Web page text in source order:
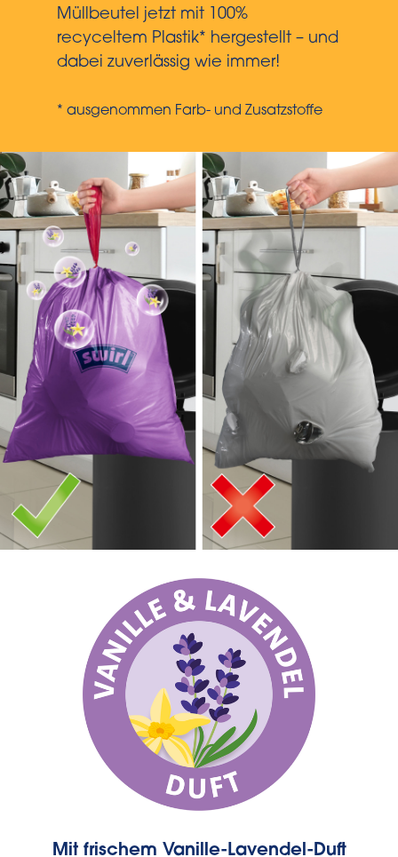
Müllbeutel jetzt mit 100%
recyceltem Plastik* hergestellt – und
dabei zuverlässig wie immer!
* ausgenommen Farb- und Zusatzstoffe
Mit frischem Vanille-Lavendel-Duft